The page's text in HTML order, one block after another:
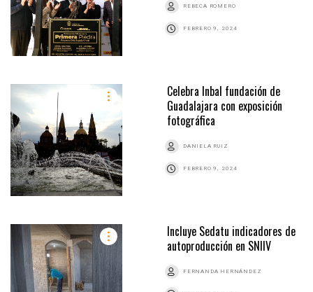
REBECA ROMERO
FEBRERO 9, 2024
Celebra Inbal fundación de
Guadalajara con exposición
fotográfica
DANIELA RUIZ
FEBRERO 9, 2024
Incluye Sedatu indicadores de
autoproducción en SNIIV
FERNANDA HERNÁNDEZ